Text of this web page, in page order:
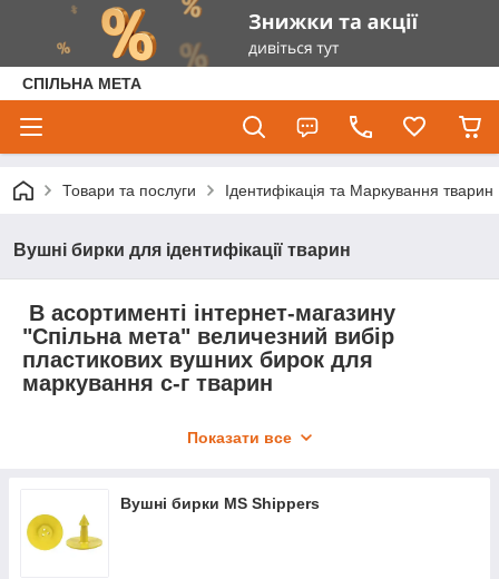
СПІЛЬНА МЕТА
Товари та послуги Ідентифікація та Маркування тварин
Вушні бирки для ідентифікації тварин
В асортименті інтернет-магазину
"Спільна мета" величезний вибір
пластикових вушних бирок для
маркування с-г тварин
різних типів і розмірів від українських і
Також ми пропонуємо пристрої для постановки вушних
бирок, так звані (кліпсатори, аплікатори, біркувачі).
Див. нижче після списку товарів:
Показати все
Вушні бирки MS Shippers